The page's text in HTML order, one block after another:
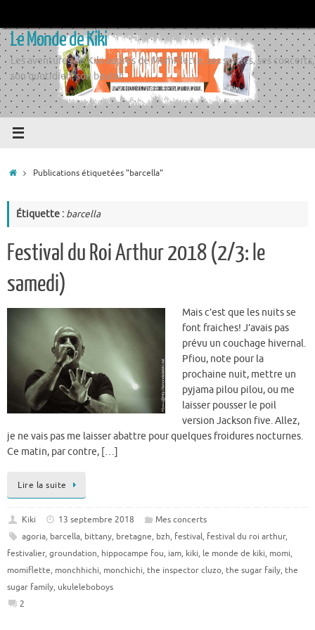
contenu
Le Monde de Kiki
Les aventures de Kiki auprès de Momiflette, ses sorties, ses concerts,
son quotidien, son boulot
AccueilPublications étiquetées "barcella"
Étiquette : barcella
Festival du Roi Arthur 2018 (2/3: le
samedi)
Mais c’est que les nuits se
font fraiches! J’avais pas
prévu un couchage hivernal.
Pfiou, note pour la
prochaine nuit, mettre un
pyjama pilou pilou, ou me
laisser pousser le poil
version Jackson five. Allez,
je ne vais pas me laisser abattre pour quelques froidures nocturnes.
Ce matin, par contre, […]
Lire la suite
Kiki 13 septembre 2018
Mes concerts
agoria, barcella, bittany, bretagne, bzh, festival, festival du roi arthur,
festivalier, groundation, hippocampe fou, iam, kiki, le monde de kiki, momi,
momiflette, monchhichi, monchichi, the inspector cluzo, the sugar faily, the
sugar family, ukuleleboboys
2